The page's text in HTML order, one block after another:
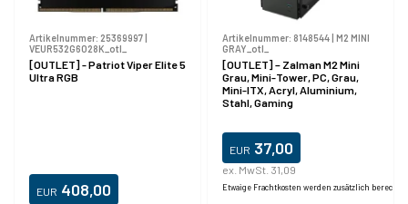
Artikelnummer: 25369997|
VEUR532G6028K_otl_
[OUTLET] - Patriot Viper Elite 5
Ultra RGB
EUR 408,00
Artikelnummer: 8148544| M2 MINI
GRAY_otl_
[OUTLET] – Zalman M2 Mini
Grau, Mini-Tower, PC, Grau,
Mini-ITX, Acryl, Aluminium,
Stahl, Gaming
EUR 37,00
ex. MwSt. 31,09
Etwaige Frachtkosten werden zusätzlich